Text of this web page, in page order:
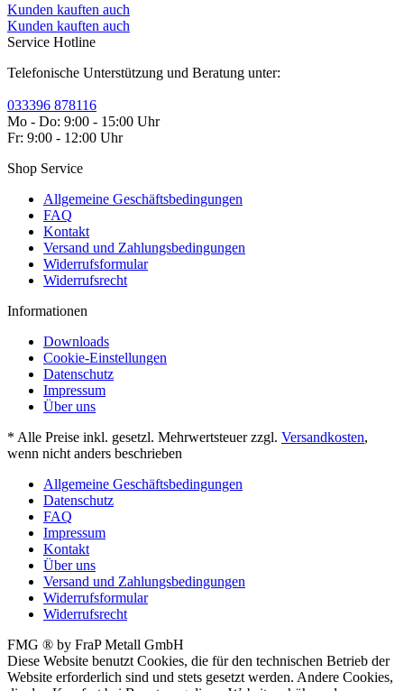
Kunden kauften auch
Kunden kauften auch
Service Hotline
Telefonische Unterstützung und Beratung unter:
033396 878116
Mo - Do: 9:00 - 15:00 Uhr
Fr: 9:00 - 12:00 Uhr
Shop Service
Allgemeine Geschäftsbedingungen
FAQ
Kontakt
Versand und Zahlungsbedingungen
Widerrufsformular
Widerrufsrecht
Informationen
Downloads
Cookie-Einstellungen
Datenschutz
Impressum
Über uns
* Alle Preise inkl. gesetzl. Mehrwertsteuer zzgl. Versandkosten,
wenn nicht anders beschrieben
Allgemeine Geschäftsbedingungen
Datenschutz
FAQ
Impressum
Kontakt
Über uns
Versand und Zahlungsbedingungen
Widerrufsformular
Widerrufsrecht
FMG ® by FraP Metall GmbH
Diese Website benutzt Cookies, die für den technischen Betrieb der
Website erforderlich sind und stets gesetzt werden. Andere Cookies,